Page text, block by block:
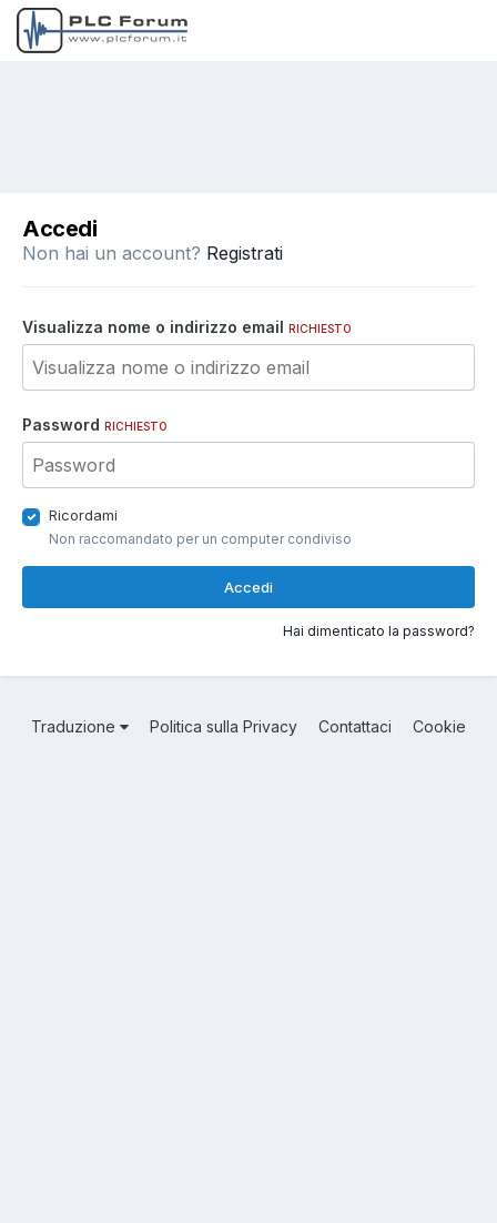
Accedi
Non hai un account? Registrati
Visualizza nome o indirizzo email RICHIESTO
Password RICHIESTO
Ricordami
Non raccomandato per un computer condiviso
Accedi
Hai dimenticato la password?
Traduzione Politica sulla Privacy Contattaci Cookie